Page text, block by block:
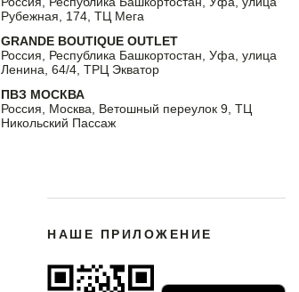
Рубежная, 174, ТЦ Мега
GRANDE BOUTIQUE OUTLET
Россия, Республика Башкортостан, Уфа, улица
Ленина, 64/4, ТРЦ Экватор
ПВЗ МОСКВА
Россия, Москва, Ветошный переулок 9, ТЦ
Никольский Пассаж
НАШЕ ПРИЛОЖЕНИЕ